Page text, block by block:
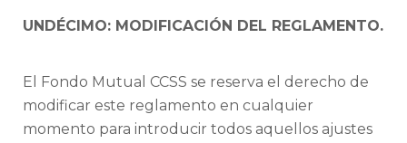
UNDÉCIMO: MODIFICACIÓN DEL REGLAMENTO.
El Fondo Mutual CCSS se reserva el derecho de
modificar este reglamento en cualquier
momento para introducir todos aquellos ajustes